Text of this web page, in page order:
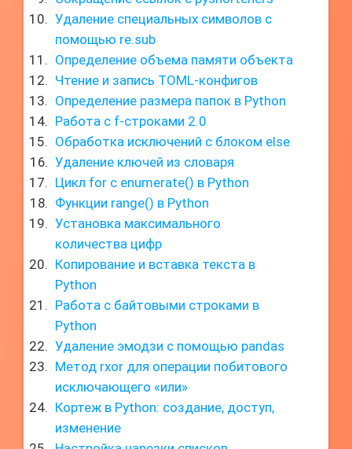
Удаление специальных символов с
помощью re.sub
Определение объема памяти объекта
Чтение и запись TOML-конфигов
Определение размера папок в Python
Работа с f-строками 2.0
Обработка исключений с блоком else
Удаление ключей из словаря
Цикл for с enumerate() в Python
Функции range() в Python
Установка максимального
количества цифр
Копирование и вставка текста в
Python
Работа с байтовыми строками в
Python
Удаление эмодзи с помощью pandas
Метод rxor для операции побитового
исключающего «или»
Кортеж в Python: создание, доступ,
изменение